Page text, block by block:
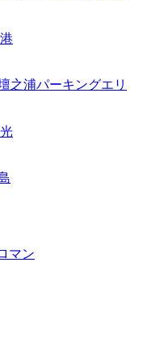
之浦パーキングエリ
マン